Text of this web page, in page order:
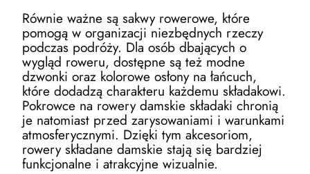
Równie ważne są sakwy rowerowe, które
pomogą w organizacji niezbędnych rzeczy
podczas podróży. Dla osób dbających o
wygląd roweru, dostępne są też modne
dzwonki oraz kolorowe osłony na łańcuch,
które dodadzą charakteru każdemu składakowi.
Pokrowce na rowery damskie składaki chronią
je natomiast przed zarysowaniami i warunkami
atmosferycznymi. Dzięki tym akcesoriom,
rowery składane damskie stają się bardziej
funkcjonalne i atrakcyjne wizualnie.